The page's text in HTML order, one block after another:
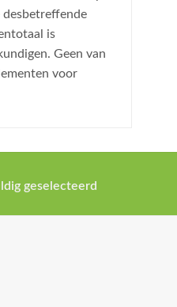
is
Geen van
voor
geselecteerd